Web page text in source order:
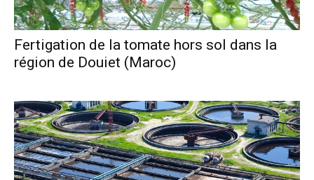
Fertigation de la tomate hors sol dans la
région de Douiet (Maroc)